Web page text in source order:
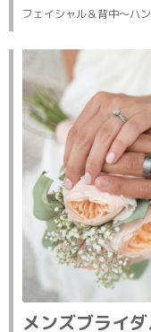
フェイシャル＆背中～ハ
メンズブライ